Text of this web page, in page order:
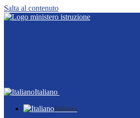
Salta al contenuto
Italiano
Italiano